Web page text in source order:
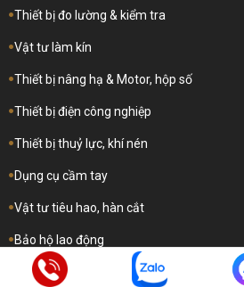
Thiết bị đo lường & kiểm tra
Vật tư làm kín
Thiết bị nâng hạ & Motor, hộp số
Thiết bị điện công nghiệp
Thiết bị thuỷ lực, khí nén
Dụng cụ cầm tay
Vật tư tiêu hao, hàn cắt
Bảo hộ lao động